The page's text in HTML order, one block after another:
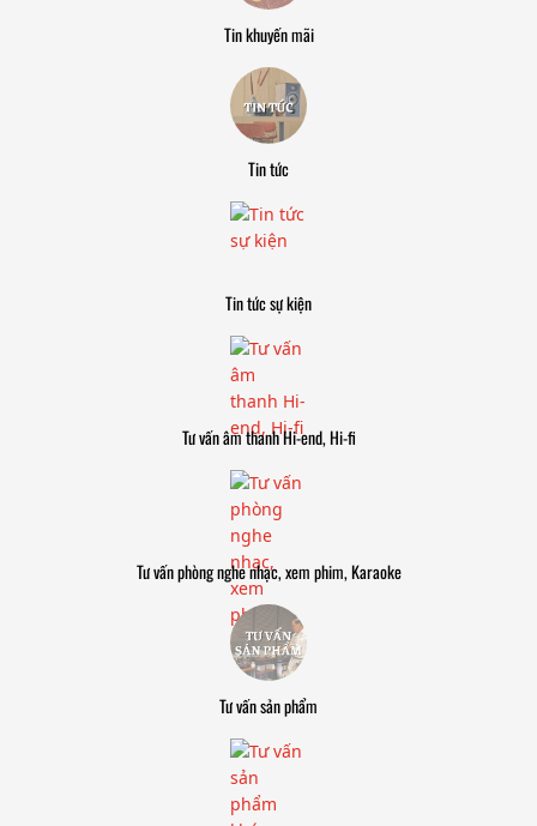
Tin khuyến mãi
Tin tức
Tin tức sự kiện
Tư vấn âm thanh Hi-end, Hi-fi
Tư vấn phòng nghe nhạc, xem phim, Karaoke
Tư vấn sản phẩm